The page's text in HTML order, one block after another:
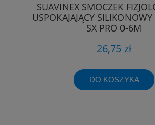
SUAVINEX SMOCZEK
USPOKAJAJĄCY
SX PRO 0-6M
26,75 zł
DO KOSZYKA